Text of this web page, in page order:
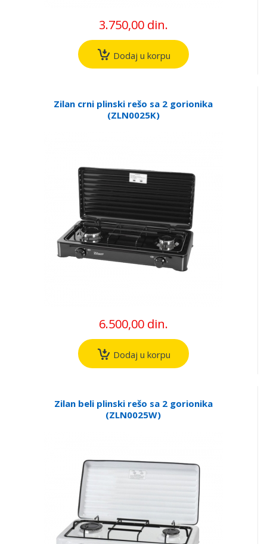
3.750,00 din.
Dodaj u korpu
Zilan crni plinski rešo sa 2 gorionika
(ZLN0025K)
6.500,00 din.
Dodaj u korpu
Zilan beli plinski rešo sa 2 gorionika
(ZLN0025W)